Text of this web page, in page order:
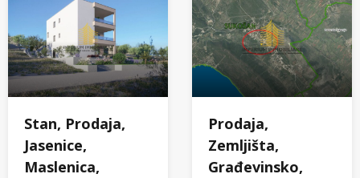
Stan, Prodaja,
Jasenice,
Maslenica,
Prodaja,
Zemljišta,
Građevinsko,